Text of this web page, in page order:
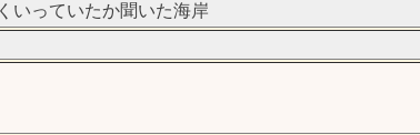
いっていたか聞いた海岸